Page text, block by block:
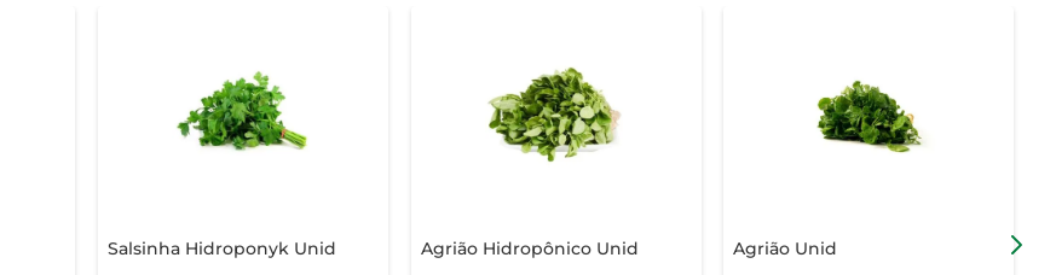
Salsinha Hidroponyk Unid Agrião Hidropônico Unid Agrião Unid